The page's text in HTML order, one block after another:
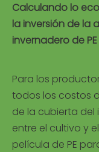
Calculando lo
la inversión de la
invernadero de
Para los
todos los costos
de la cubierta del
entre el cultivo y
película de PE